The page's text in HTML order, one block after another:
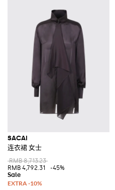
SACAI
连衣裙 女士
RMB 8,713.23
RMB 4,792.31
-45%